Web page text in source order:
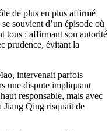
de plus en plus affirmé
souvient d’un épisode où
tous : affirmant son autorité
prudence, évitant la
intervenait parfois
une dispute impliquant
responsable, mais avec
Jiang Qing risquait de